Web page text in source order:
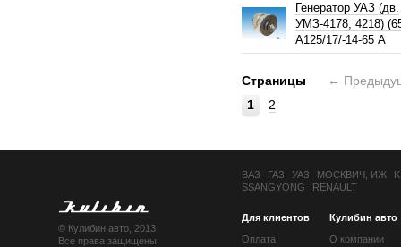
Генератор УАЗ (дв.
УМЗ-4178, 4218)
А125/17/-14-65 А
Страницы ←
1
2
ВАЗ ГАЗ УАЗ МОСКВИЧ, ИЖ
SSANGYONG
RENAULT
Для клиентов
Кулибин авто
Оплата
О компании
© Кулибин авто, 2013
Все права защищены